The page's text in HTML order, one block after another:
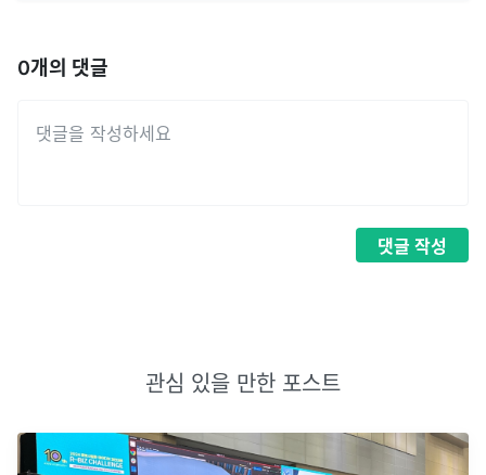
0개의 댓글
댓글 작성
관심 있을 만한 포스트